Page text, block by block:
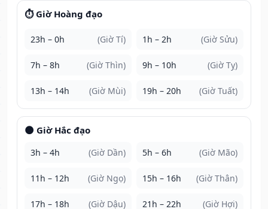
⏱️ Giờ Hoàng đạo
23h – 0h (Giờ Tí) 1h – 2h (Giờ Sửu)
7h – 8h (Giờ Thìn) 9h – 10h (Giờ Tỵ)
13h – 14h (Giờ Mùi) 19h – 20h (Giờ Tuất)
🌑 Giờ Hắc đạo
3h – 4h (Giờ Dần) 5h – 6h (Giờ Mão)
11h – 12h (Giờ Ngọ) 15h – 16h (Giờ Thân)
17h – 18h (Giờ Dậu) 21h – 22h (Giờ Hợi)